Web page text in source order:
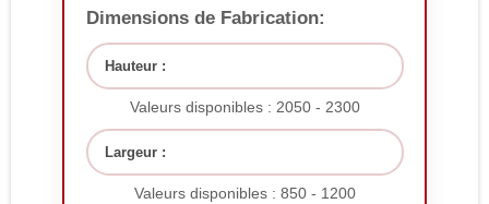
Dimensions de Fabrication:
Hauteur :
Valeurs disponibles : 2050 - 2300
Largeur :
Valeurs disponibles : 850 - 1200